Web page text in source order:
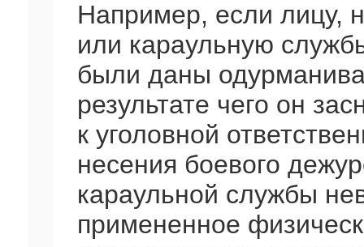
Например, если лицу,
или караульную
были даны
результате чего он
к уголовной
несения боевого
караульной службы
примененное